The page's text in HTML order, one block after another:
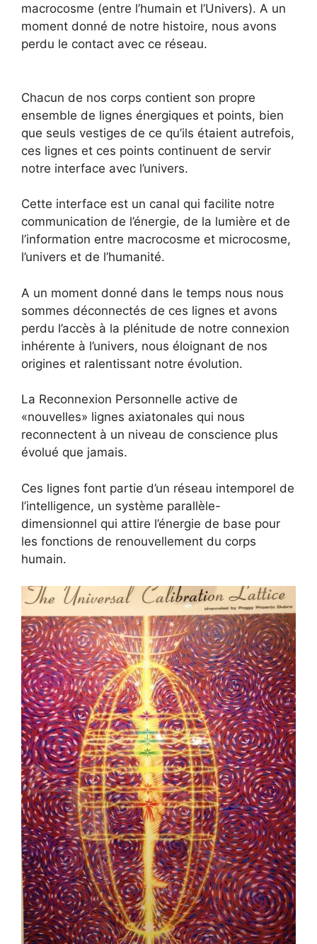
macrocosme (entre l’humain et l’Univers). A un
moment donné de notre histoire, nous avons
perdu le contact avec ce réseau.
Chacun de nos corps contient son propre
ensemble de lignes énergiques et points, bien
que seuls vestiges de ce qu’ils étaient autrefois,
ces lignes et ces points continuent de servir
notre interface avec l’univers.
Cette interface est un canal qui facilite notre
communication de l’énergie, de la lumière et de
l’information entre macrocosme et microcosme,
l’univers et de l’humanité.
A un moment donné dans le temps nous nous
sommes déconnectés de ces lignes et avons
perdu l’accès à la plénitude de notre connexion
inhérente à l’univers, nous éloignant de nos
origines et ralentissant notre évolution.
La Reconnexion Personnelle active de
«nouvelles» lignes axiatonales qui nous
reconnectent à un niveau de conscience plus
évolué que jamais.
Ces lignes font partie d’un réseau intemporel de
l’intelligence, un système parallèle-
dimensionnel qui attire l’énergie de base pour
les fonctions de renouvellement du corps
humain.